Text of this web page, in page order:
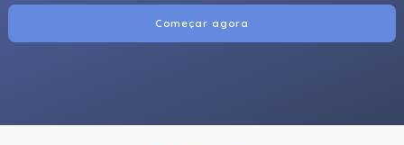
Começar agora